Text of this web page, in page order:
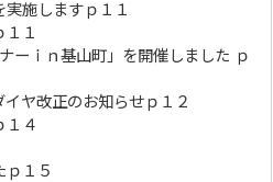
施しますｐ１１
１１
ーｉｎ基山町」を開催しました ｐ
ヤ改正のお知らせｐ１２
１４
ｐ１５